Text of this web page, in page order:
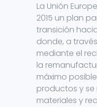
La Unión
2015 un plan
transición
donde, a
mediante el
la
máximo
productos y
materiales y